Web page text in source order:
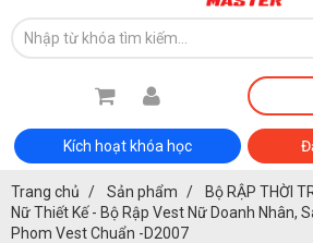
Kích hoạt khóa học
Trang chủ Sản phẩm Bộ RẬP THỜI
Nữ Thiết Kế - Bộ Rập Vest Nữ Doanh Nhân,
Phom Vest Chuẩn -D2007